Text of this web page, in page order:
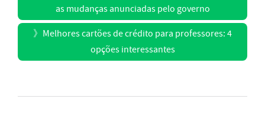
as mudanças anunciadas pelo governo
》 Melhores cartões de crédito para professores: 4
opções interessantes